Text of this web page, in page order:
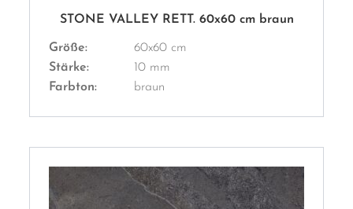
STONE VALLEY RETT. 60x60 cm braun
Größe:
60x60 cm
Stärke:
10 mm
Farbton:
braun